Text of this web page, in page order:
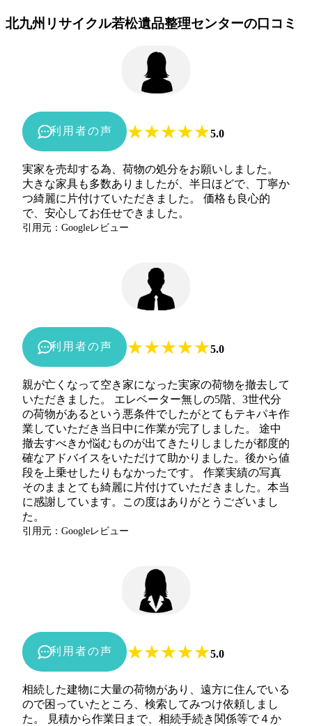
北九州リサイクル若松遺品整理センターの口コミ
利用者の声 ★★★★★5.0
実家を売却する為、荷物の処分をお願いしました。
大きな家具も多数ありましたが、半日ほどで、丁寧か
つ綺麗に片付けていただきました。 価格も良心的
で、安心してお任せできました。
引用元：Googleレビュー
利用者の声 ★★★★★5.0
親が亡くなって空き家になった実家の荷物を撤去して
いただきました。 エレベーター無しの5階、3世代分
の荷物があるという悪条件でしたがとてもテキパキ作
業していただき当日中に作業が完了しました。 途中
撤去すべきか悩むものが出てきたりしましたが都度的
確なアドバイスをいただけて助かりました。後から値
段を上乗せしたりもなかったです。 作業実績の写真
そのままとても綺麗に片付けていただきました。本当
に感謝しています。この度はありがとうございまし
た。
引用元：Googleレビュー
利用者の声 ★★★★★5.0
相続した建物に大量の荷物があり、遠方に住んでいる
ので困っていたところ、検索してみつけ依頼しまし
た。 見積から作業日まで、相続手続き関係等で４か